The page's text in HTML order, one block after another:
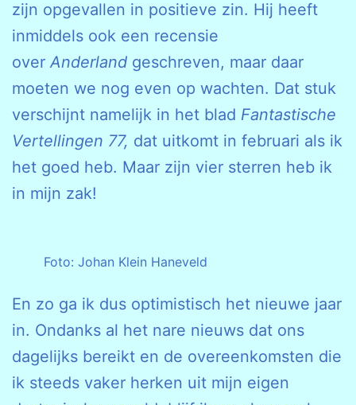
zijn opgevallen in positieve zin. Hij heeft
inmiddels ook een recensie
over Anderland geschreven, maar daar
moeten we nog even op wachten. Dat stuk
verschijnt namelijk in het blad Fantastische
Vertellingen 77, dat uitkomt in februari als ik
het goed heb. Maar zijn vier sterren heb ik
in mijn zak!
Foto: Johan Klein Haneveld
En zo ga ik dus optimistisch het nieuwe jaar
in. Ondanks al het nare nieuws dat ons
dagelijks bereikt en de overeenkomsten die
ik steeds vaker herken uit mijn eigen